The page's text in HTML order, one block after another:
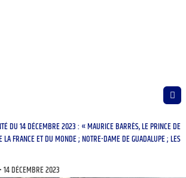
DU 14 DÉCEMBRE 2023 : « MAURICE BARRÈS, LE PRINCE DE
LA FRANCE ET DU MONDE ; NOTRE-DAME DE GUADALUPE ; LES
14 DÉCEMBRE 2023